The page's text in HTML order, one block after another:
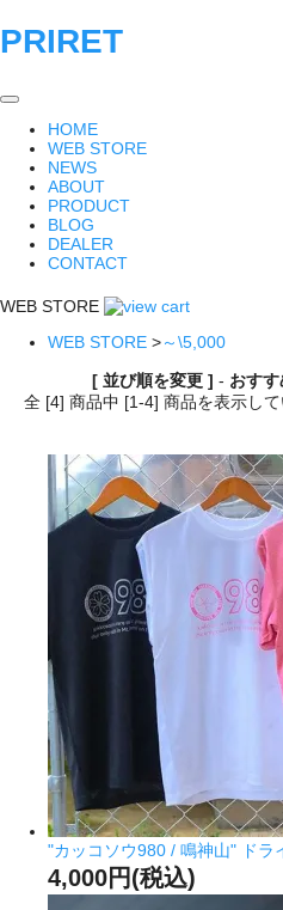
PRIRET
HOME
WEB STORE
NEWS
ABOUT
PRODUCT
BLOG
DEALER
CONTACT
WEB STORE
WEB STORE >～\5,000
[ 並び順を変更 ] - おすす
全 [4] 商品中 [1-4] 商品を表示し
"カッコソウ980 / 鳴神山" ドラ
4,000円(税込)